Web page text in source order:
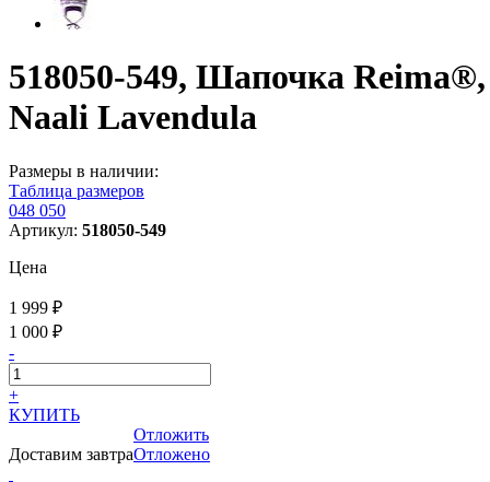
518050-549, Шапочка Reima®,
Naali Lavendula
Размеры в наличии:
Таблица размеров
048 050
Артикул: 518050-549
Цена
1 999 ₽
1 000 ₽
-
+
КУПИТЬ
Доставим завтра
Отложить
Отложено